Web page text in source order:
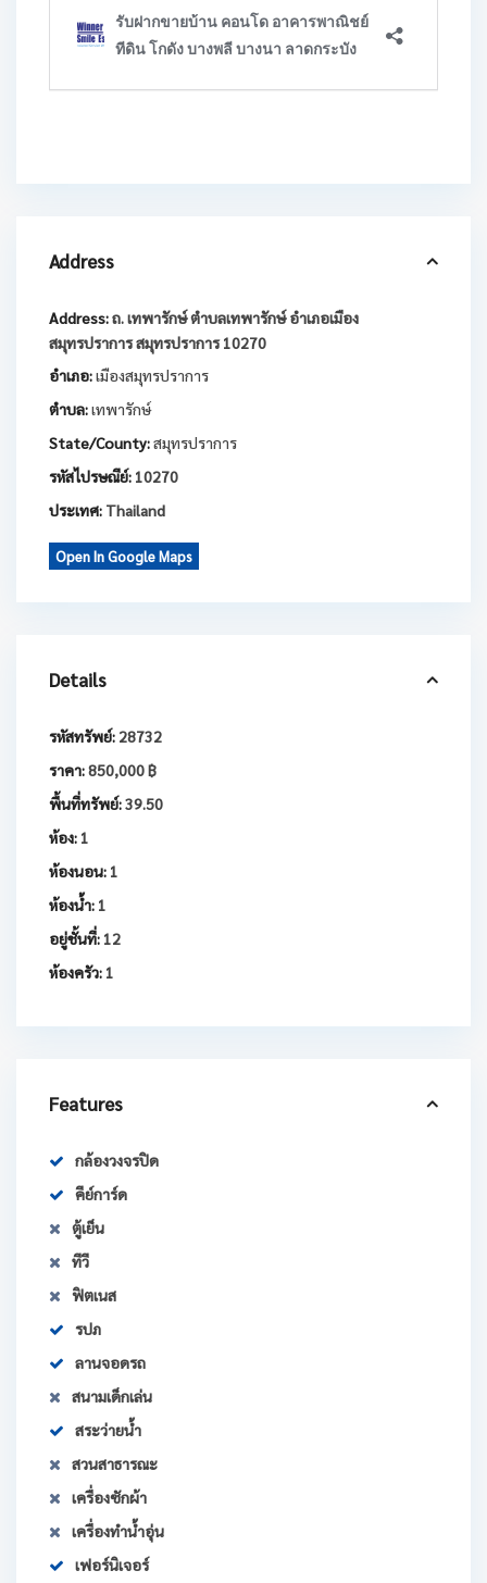
Address
Address:ถ. เทพารักษ์ ตำบลเทพารักษ์ อำเภอเมือง
สมุทรปราการ สมุทรปราการ 10270
อำเภอ:เมืองสมุทรปราการ
ตำบล:เทพารักษ์
State/County:สมุทรปราการ
รหัสไปรษณีย์: 10270
ประเทศ: Thailand
Open In Google Maps
Details
รหัสทรัพย์: 28732
ราคา:850,000 ฿
พื้นที่ทรัพย์:39.50
ห้อง: 1
ห้องนอน: 1
ห้องน้ำ: 1
อยู่ชั้นที่: 12
ห้องครัว: 1
Features
กล้องวงจรปิด
คีย์การ์ด
ตู้เย็น
ทีวี
ฟิตเนส
รปภ
ลานจอดรถ
สนามเด็กเล่น
สระว่ายน้ำ
สวนสาธารณะ
เครื่องซักผ้า
เครื่องทำน้ำอุ่น
เฟอร์นิเจอร์